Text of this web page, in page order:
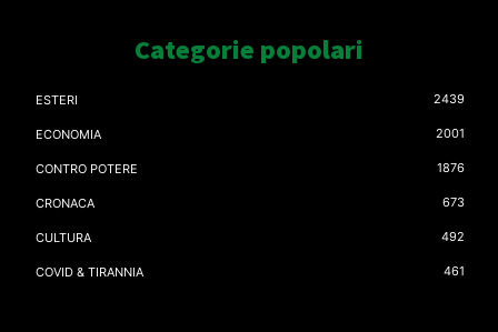
Categorie popolari
ESTERI 2439
ECONOMIA 2001
CONTRO POTERE 1876
CRONACA 673
CULTURA 492
COVID & TIRANNIA 461